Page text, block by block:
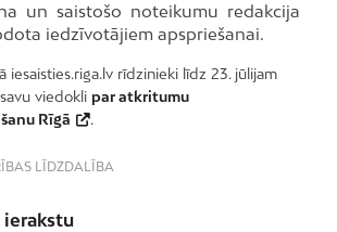
un saistošo noteikumu redakcija
iedzīvotājiem apspriešanai.
iesaisties.riga.lv rīdzinieki līdz 23. jūlijam
viedokli par atkritumu
Rīgā
.
LĪDZDALĪBA
ierakstu